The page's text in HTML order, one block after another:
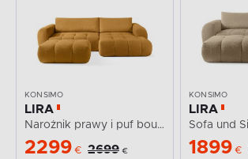
KONSIMO
LIRA
Narożnik prawy i puf boucle miodowy
2299 € 2699 €
KONSIMO
LIRA
1899 €